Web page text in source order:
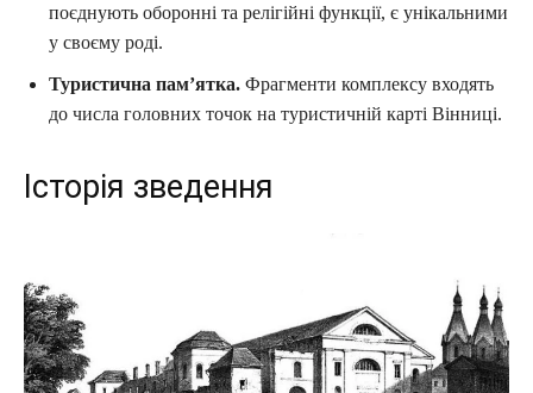
поєднують оборонні та релігійні функції, є унікальними
у своєму роді.
Туристична пам’ятка. Фрагменти комплексу входять
до числа головних точок на туристичній карті Вінниці.
Історія зведення